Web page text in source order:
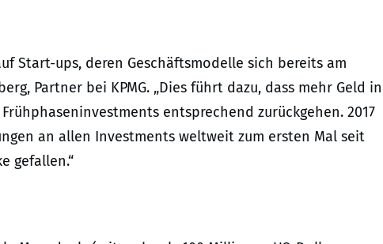
Start-ups, deren Geschäftsmodelle sich bereits am
Partner bei KPMG. „Dies führt dazu, dass mehr Geld in
entsprechend zurückgehen. 2017
an allen Investments weltweit zum ersten Mal seit
gefallen.“